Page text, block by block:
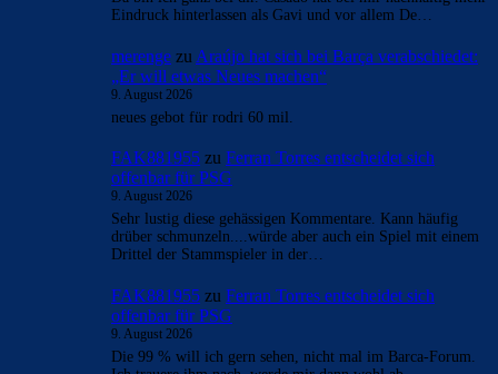
- Anzeige -